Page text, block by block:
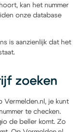
kan het nummer
onze database
is aanzienlijk dat het
zoeken
Vermelden.nl, je kunt
te checken.
de beller komt. Zo